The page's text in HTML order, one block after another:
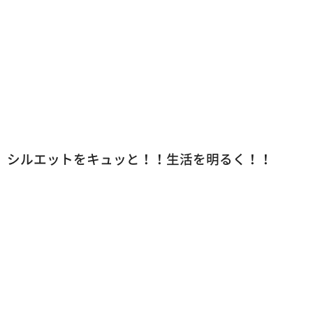
シルエットをキュッと！！生活を明るく！！